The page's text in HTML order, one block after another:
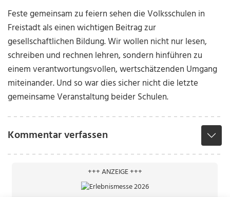
Feste gemeinsam zu feiern sehen die Volksschulen in
Freistadt als einen wichtigen Beitrag zur
gesellschaftlichen Bildung. Wir wollen nicht nur lesen,
schreiben und rechnen lehren, sondern hinführen zu
einem verantwortungsvollen, wertschätzenden Umgang
miteinander. Und so war dies sicher nicht die letzte
gemeinsame Veranstaltung beider Schulen.
Kommentar verfassen
+++ ANZEIGE +++